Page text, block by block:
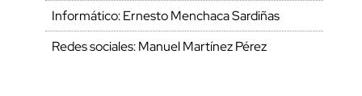
Informático: Ernesto Menchaca Sardiñas
Redes sociales: Manuel Martínez Pérez